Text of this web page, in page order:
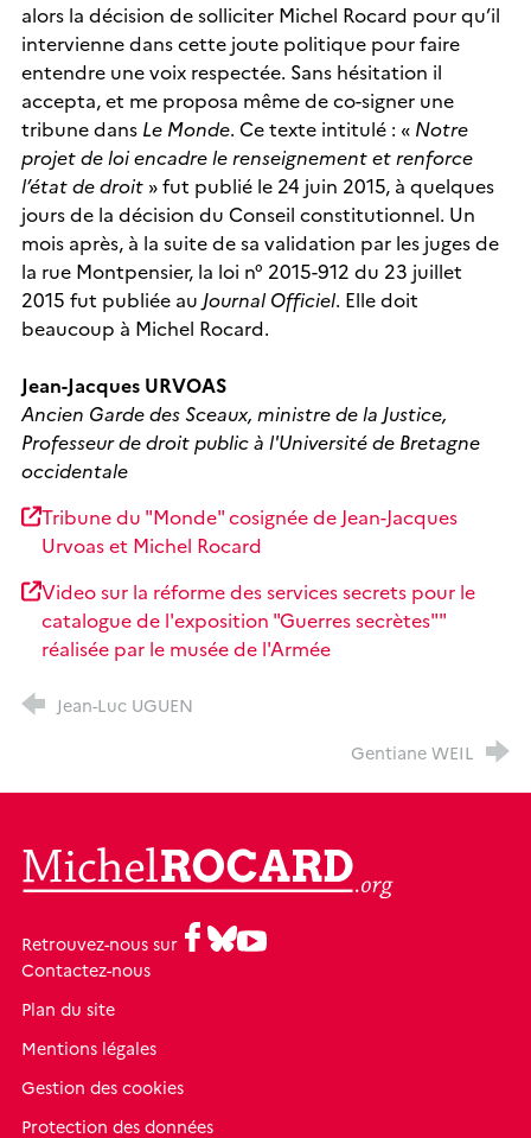
alors la décision de solliciter Michel Rocard pour qu’il
intervienne dans cette joute politique pour faire
entendre une voix respectée. Sans hésitation il
accepta, et me proposa même de co-signer une
tribune dans Le Monde. Ce texte intitulé : « Notre
projet de loi encadre le renseignement et renforce
l’état de droit » fut publié le 24 juin 2015, à quelques
jours de la décision du Conseil constitutionnel. Un
mois après, à la suite de sa validation par les juges de
la rue Montpensier, la loi n° 2015-912 du 23 juillet
2015 fut publiée au Journal Officiel. Elle doit
beaucoup à Michel Rocard.
Jean-Jacques URVOAS
Ancien Garde des Sceaux, ministre de la Justice,
Professeur de droit public à l'Université de Bretagne
occidentale
Tribune du "Monde" cosignée de Jean-Jacques
Urvoas et Michel Rocard
Video sur la réforme des services secrets pour le
catalogue de l'exposition "Guerres secrètes""
réalisée par le musée de l'Armée
Jean-Luc UGUEN
Gentiane WEIL
MichelRocard.org
Retrouvez-nous sur Facebook
BlueskyYoutube
Contactez-nous
Plan du site
Mentions légales
Gestion des cookies
Protection des données